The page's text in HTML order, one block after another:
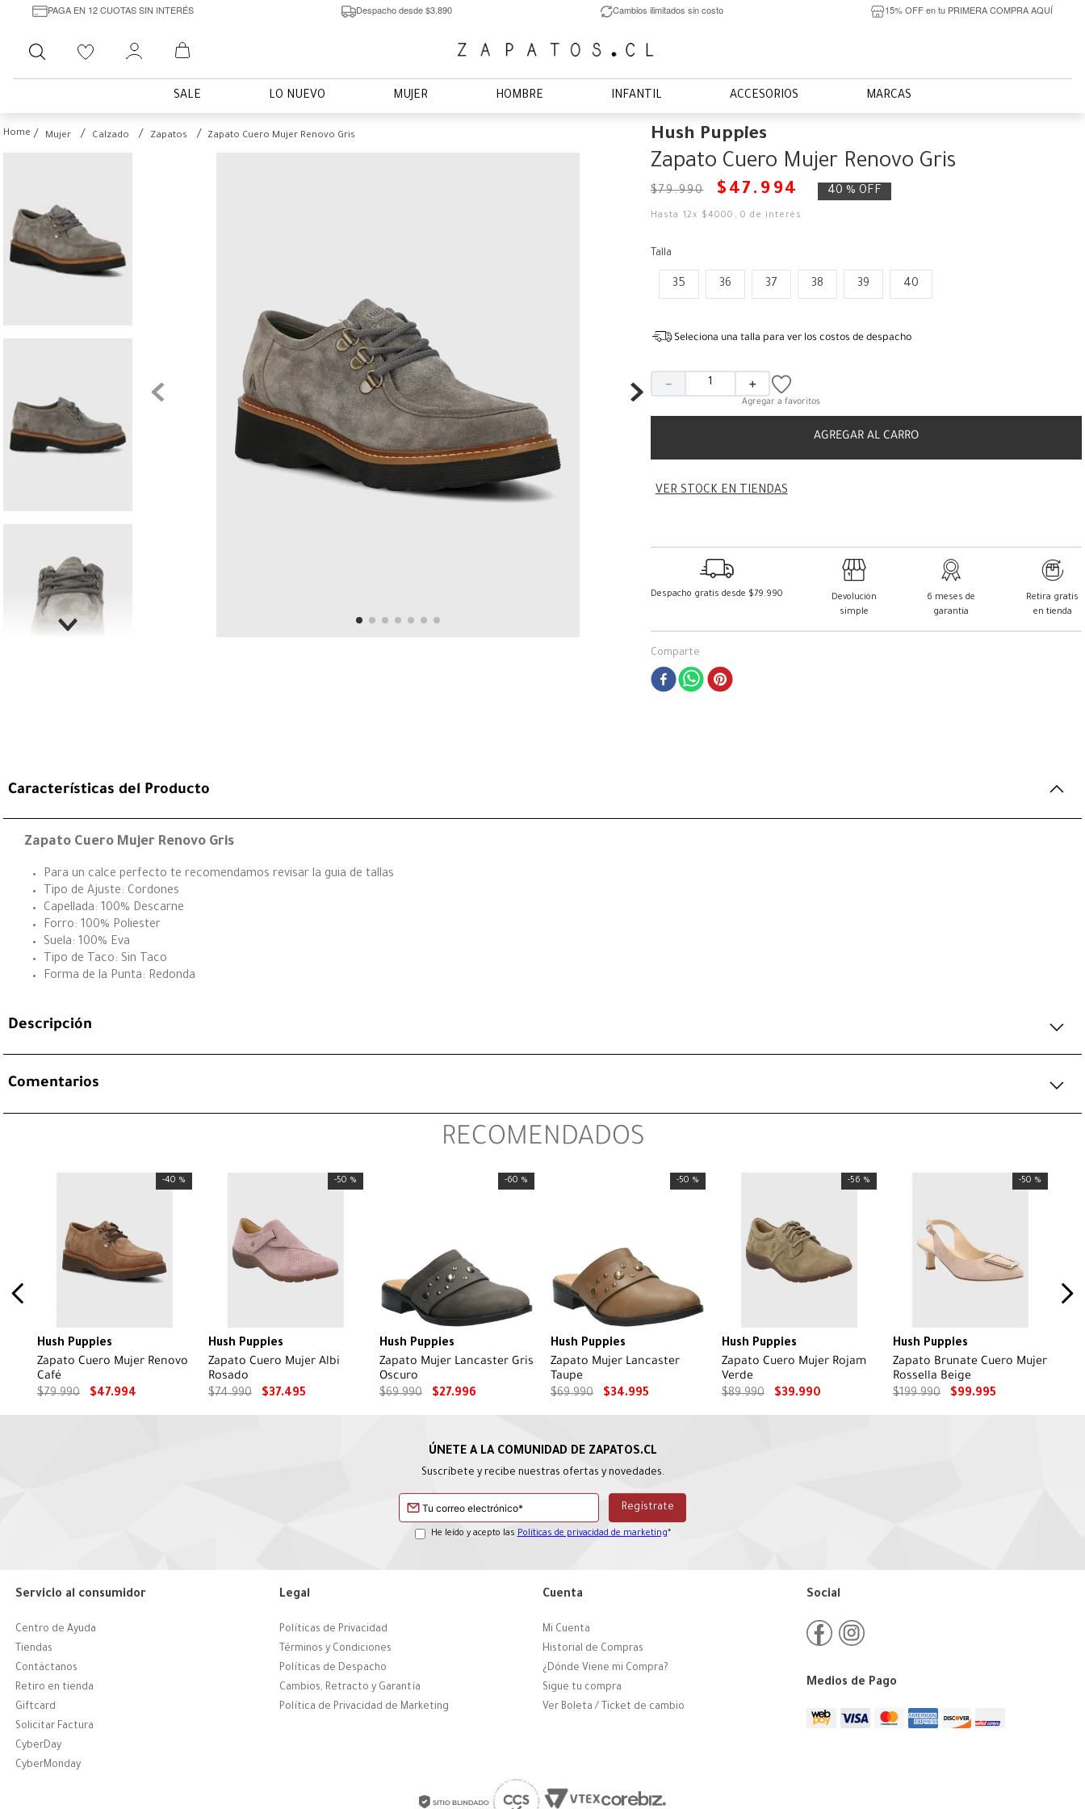
PAGA EN 12 CUOTAS SIN INTERÉS Despacho desde $3.890 Cambios ilimitados sin costo 15% OFF en tu PRIMERA COMPRA AQUÍ
Buscar
SALE LO NUEVO MUJER HOMBRE INFANTIL ACCESORIOS MARCAS
Mujer Calzado Zapatos Zapato Cuero Mujer Renovo Gris Hush Puppies
Zapato Cuero Mujer Renovo Gris
$79.990 $ 47 . 994 40 % OFF
Hasta 12x $4000 ,0 de interés
Talla
35 36 37 38 39 40
Seleciona una talla para ver los costos de despacho
＋
－
AGREGAR AL CARRO
VER STOCK EN TIENDAS
Despacho gratis desde $79.990
Devolución
simple
6 meses de
garantía
Retira gratis
en tienda
Comparte
Características del Producto
Zapato Cuero Mujer Renovo Gris
Para un calce perfecto te recomendamos revisar la guia de tallas
Tipo de Ajuste: Cordones
Capellada: 100% Descarne
Forro: 100% Poliester
Suela: 100% Eva
Tipo de Taco: Sin Taco
Forma de la Punta: Redonda
Descripción
Comentarios
RECOMENDADOS
-40 %
Hush Puppies
Zapato Cuero Mujer Renovo
Café
$79.990 $47.994
-50 %
Hush Puppies
Zapato Cuero Mujer Albi
Rosado
$74.990 $37.495
-60 %
Hush Puppies
Zapato Mujer Lancaster Gris
Oscuro
$69.990 $27.996
-50 %
Hush Puppies
Zapato Mujer Lancaster
Taupe
$69.990 $34.995
-56 %
Hush Puppies
Zapato Cuero Mujer Rojam
Verde
$89.990 $39.990
-50 %
Hush Puppies
Zapato Brunate Cuero Mujer
Rossella Beige
$199.990 $99.995
Suscríbete y recibe nuestras ofertas y novedades.
He leído y acepto las Políticas de privacidad de marketing*
Servicio al consumidor
Centro de Ayuda
Tiendas
Contáctanos
Retiro en tienda
Giftcard
Solicitar Factura
CyberDay
CyberMonday
Legal
Políticas de Privacidad
Términos y Condiciones
Políticas de Despacho
Cambios, Retracto y Garantía
Política de Privacidad de Marketing
Cuenta
Mi Cuenta
Historial de Compras
¿Dónde Viene mi Compra?
Sigue tu compra
Ver Boleta / Ticket de cambio
Social
Medios de Pago